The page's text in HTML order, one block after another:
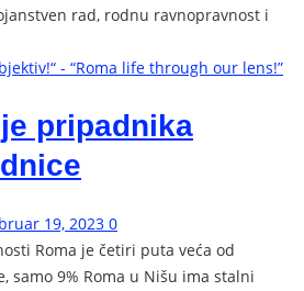
rad, rodnu ravnopravnost i
- “Roma life through our lens!”
pripadnika
19, 2023 0
Roma je četiri puta veća od
samo 9% Roma u Nišu ima stalni